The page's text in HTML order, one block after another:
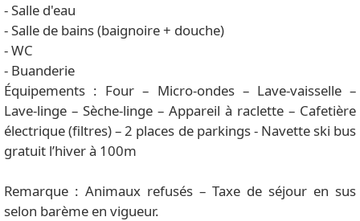
- Salle d'eau
- Salle de bains (baignoire + douche)
- WC
- Buanderie
Équipements : Four – Micro-ondes – Lave-vaisselle –
Lave-linge – Sèche-linge – Appareil à raclette – Cafetière
électrique (filtres) – 2 places de parkings - Navette ski bus
gratuit l’hiver à 100m
Remarque : Animaux refusés – Taxe de séjour en sus
selon barème en vigueur.